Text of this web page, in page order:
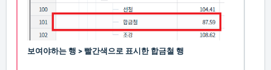
보여야하는 행 > 빨간색으로 표시한 합금철 행